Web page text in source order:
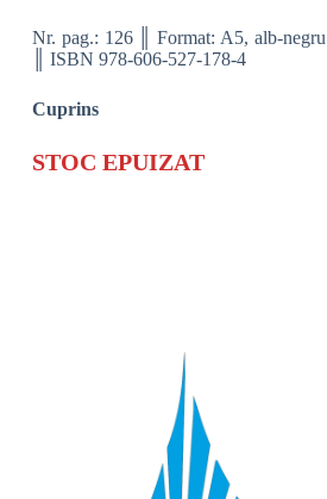
Nr. pag.: 126 ║ Format: A5, alb-
║ ISBN 978-606-527-178-4
Cuprins
STOC EPUIZAT